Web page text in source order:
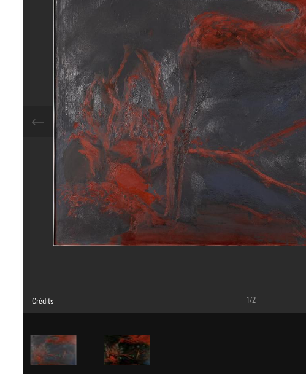
Crédits
© Adagp, Paris
Réf. image : 4Y05913
Diffusion image :
GrandPalaisRmnPhoto
1/2